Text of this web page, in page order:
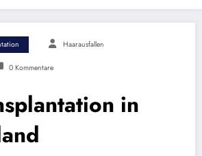
Haarausfallen
0 Kommentare
in